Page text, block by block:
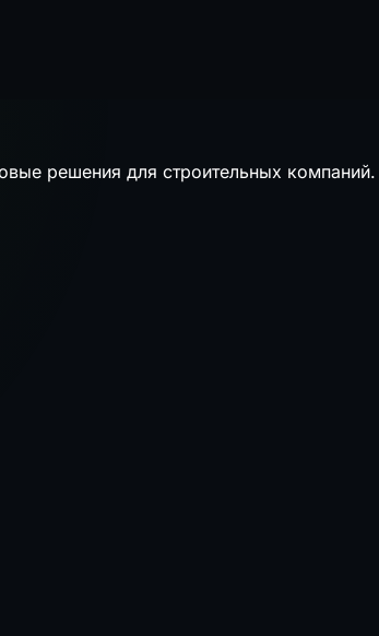
решения для строительных компаний.